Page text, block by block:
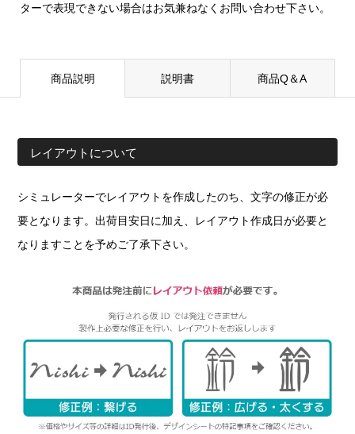
ターで表現できない場合はお気兼ねなくお問い合わせ下さい。
商品説明 説明書 商品Q＆A
レイアウトについて
シミュレーターでレイアウトを作成したのち、文字の修正が必
要となります。出荷目安日に加え、レイアウト作成日が必要と
なりますことを予めご了承下さい。